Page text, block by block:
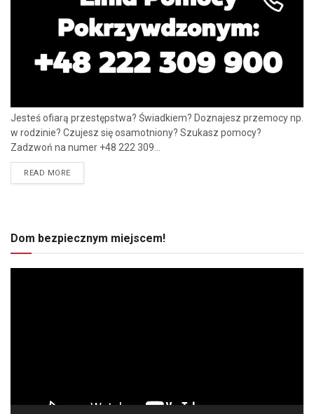
Jesteś ofiarą przestępstwa? Świadkiem? Doznajesz przemocy np.
w rodzinie? Czujesz się osamotniony? Szukasz pomocy?
Zadzwoń na numer +48 222 309...
READ MORE
Dom bezpiecznym miejscem!